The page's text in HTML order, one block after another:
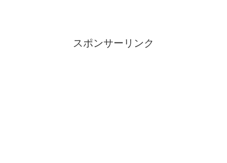
スポンサーリンク